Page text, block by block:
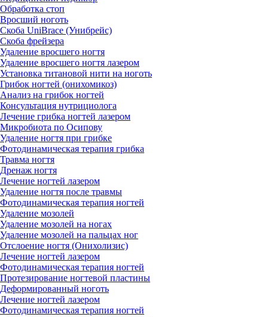
Обработка стоп
Вросший ноготь
Скоба UniBrace (Унибрейс)
Скоба фрейзера
Удаление вросшего ногтя
Удаление вросшего ногтя лазером
Установка титановой нити на ноготь
Грибок ногтей (онихомикоз)
Анализ на грибок ногтей
Консультация нутрициолога
Лечение грибка ногтей лазером
Микробиота по Осипову
Удаление ногтя при грибке
Фотодинамическая терапия грибка
Травма ногтя
Дренаж ногтя
Лечение ногтей лазером
Удаление ногтя после травмы
Фотодинамическая терапия ногтей
Удаление мозолей
Удаление мозолей на ногах
Удаление мозолей на пальцах ног
Отслоение ногтя (Онихолизис)
Лечение ногтей лазером
Фотодинамическая терапия ногтей
Протезирование ногтевой пластины
Деформированный ноготь
Лечение ногтей лазером
Фотодинамическая терапия ногтей